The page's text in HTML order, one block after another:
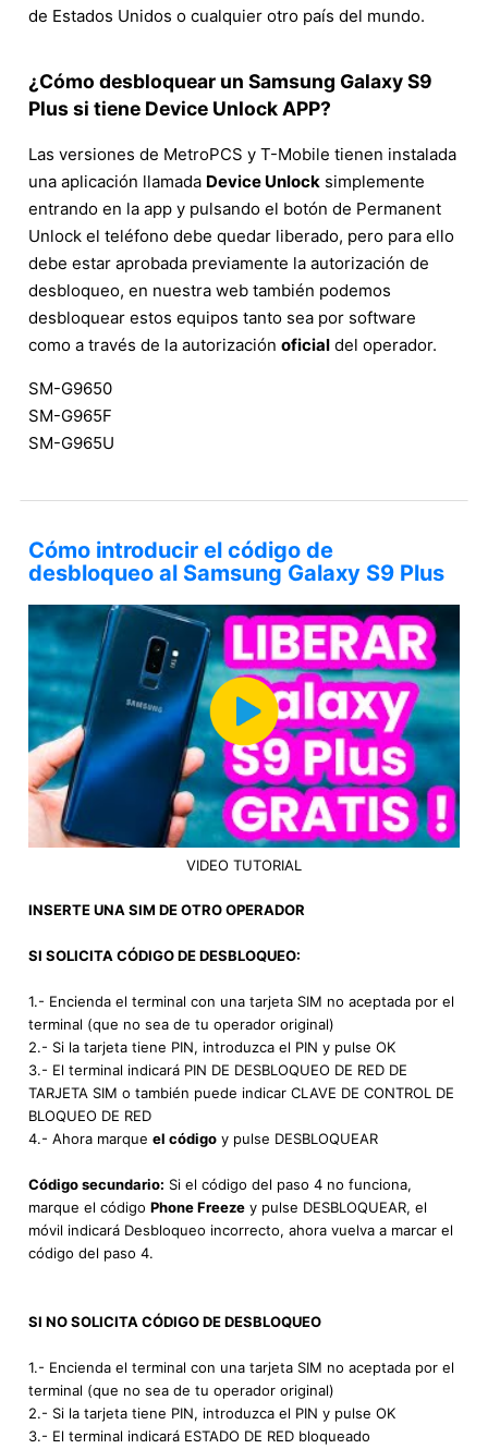
de Estados Unidos o cualquier otro país del mundo.
¿Cómo desbloquear un Samsung Galaxy S9
Plus si tiene Device Unlock APP?
Las versiones de MetroPCS y T-Mobile tienen instalada
una aplicación llamada Device Unlock simplemente
entrando en la app y pulsando el botón de Permanent
Unlock el teléfono debe quedar liberado, pero para ello
debe estar aprobada previamente la autorización de
desbloqueo, en nuestra web también podemos
desbloquear estos equipos tanto sea por software
como a través de la autorización oficial del operador.
SM-G9650
SM-G965F
SM-G965U
Cómo introducir el código de
desbloqueo al Samsung Galaxy S9 Plus
VIDEO TUTORIAL
INSERTE UNA SIM DE OTRO OPERADOR
SI SOLICITA CÓDIGO DE DESBLOQUEO:
1.- Encienda el terminal con una tarjeta SIM no aceptada por el
terminal (que no sea de tu operador original)
2.- Si la tarjeta tiene PIN, introduzca el PIN y pulse OK
3.- El terminal indicará PIN DE DESBLOQUEO DE RED DE
TARJETA SIM o también puede indicar CLAVE DE CONTROL DE
BLOQUEO DE RED
4.- Ahora marque el código y pulse DESBLOQUEAR
Código secundario: Si el código del paso 4 no funciona,
marque el código Phone Freeze y pulse DESBLOQUEAR, el
móvil indicará Desbloqueo incorrecto, ahora vuelva a marcar el
código del paso 4.
SI NO SOLICITA CÓDIGO DE DESBLOQUEO
1.- Encienda el terminal con una tarjeta SIM no aceptada por el
terminal (que no sea de tu operador original)
2.- Si la tarjeta tiene PIN, introduzca el PIN y pulse OK
3.- El terminal indicará ESTADO DE RED bloqueado